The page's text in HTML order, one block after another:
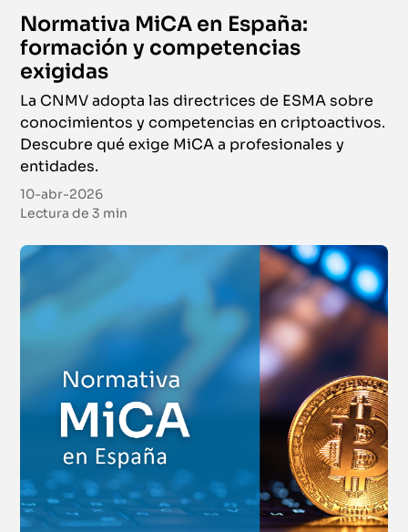
Normativa MiCA en España:
formación y competencias
exigidas
La CNMV adopta las directrices de ESMA sobre
conocimientos y competencias en criptoactivos.
Descubre qué exige MiCA a profesionales y
entidades.
10-abr-2026
Lectura de3 min